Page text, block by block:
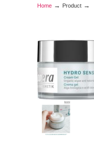
Home → Product →